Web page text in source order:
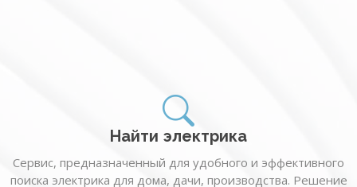
Найти электрика
Сервис, предназначенный для удобного и эффективного
поиска электрика для дома, дачи, производства. Решение